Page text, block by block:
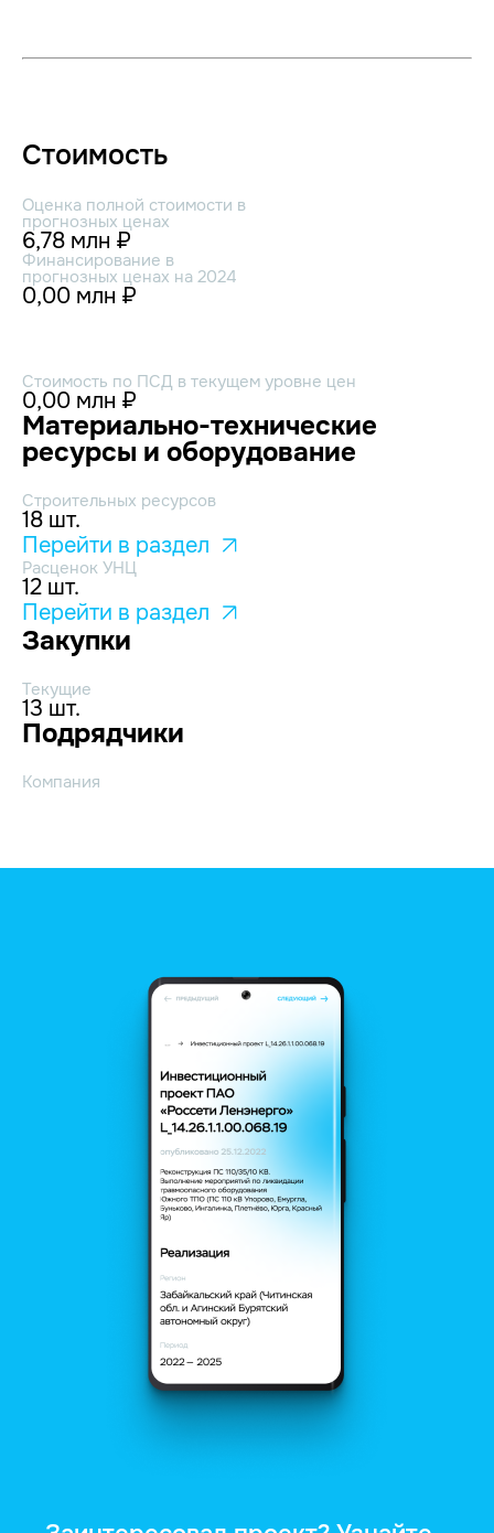
Стоимость
Оценка полной стоимости в
прогнозных ценах
6,78 млн ₽
Финансирование в
прогнозных ценах на 2024
0,00 млн ₽
Стоимость по ПСД в текущем уровне цен
0,00 млн ₽
Материально-технические
ресурсы и оборудование
Строительных ресурсов
18 шт.
Перейти в раздел
Расценок УНЦ
12 шт.
Перейти в раздел
Закупки
Текущие
13 шт.
Подрядчики
Компания